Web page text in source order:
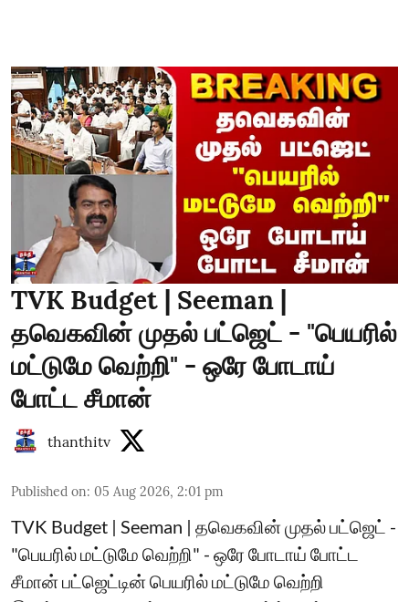
TVK Budget | Seeman |
தவெகவின் முதல் பட்ஜெட் - "பெயரில்
மட்டுமே வெற்றி" - ஒரே போடாய்
போட்ட சீமான்
thanthitv
Published on: 05 Aug 2026, 2:01 pm
TVK Budget | Seeman | தவெகவின் முதல் பட்ஜெட் -
"பெயரில் மட்டுமே வெற்றி" - ஒரே போடாய் போட்ட
சீமான் பட்ஜெட்டின் பெயரில் மட்டுமே வெற்றி